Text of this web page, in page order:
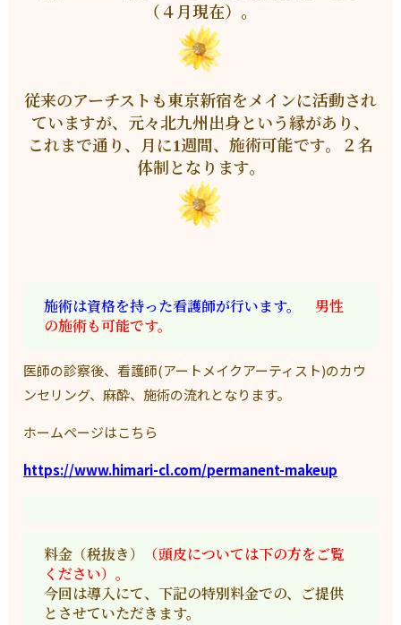
（４月現在）。
従来のアーチストも東京新宿をメインに活動され
ていますが、元々北九州出身という縁があり、
これまで通り、月に1週間、施術可能です。２名
体制となります。
施術は資格を持った看護師が行います。 男性
の施術も可能です。
医師の診察後、看護師(アートメイクアーティスト)のカウ
ンセリング、麻酔、施術の流れとなります。
ホームページはこちら
https://www.himari-cl.com/permanent-makeup
料金（税抜き）
（頭皮については下の方をご覧
ください）。
今回は導入にて、下記の特別料金での、ご提供
とさせていただきます。